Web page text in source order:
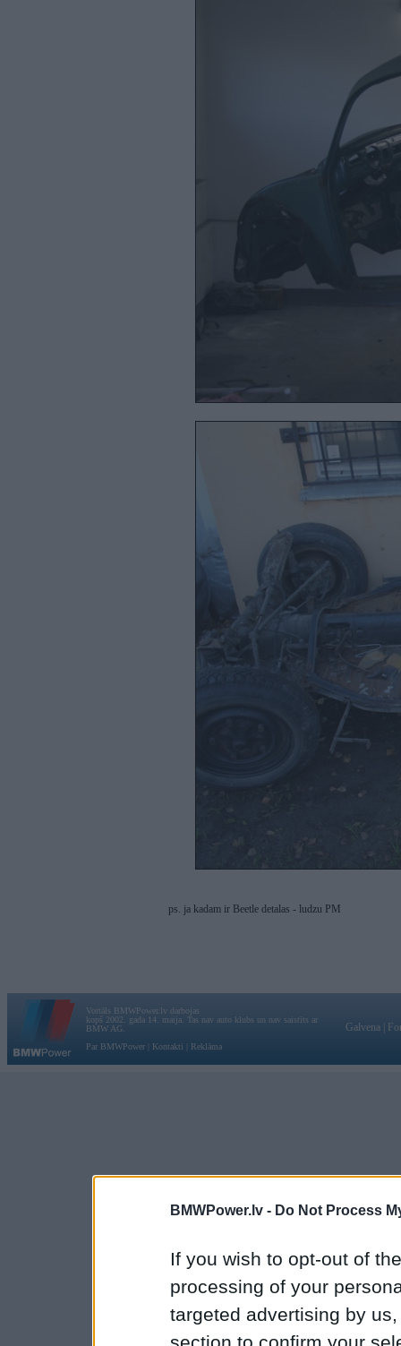
BMWPower.lv - Do Not Process
If you wish to opt-out of
processing of your
targeted advertising by
ps. ja kadam ir Beetle detalas - ludzu PM
Vortāls BMWPower.lv darbojas
kopš 2002. gada 14. maija. Tas nav auto klubs un nav saistīts ar
BMW AG.
Par BMWPower
Kontakti Reklāma
Galvena